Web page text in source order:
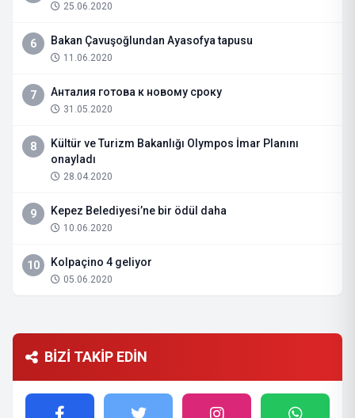
25.06.2020
6 Bakan Çavuşoğlundan Ayasofya tapusu
11.06.2020
7 Анталия готова к новому сроку
31.05.2020
8
Kültür ve Turizm Bakanlığı Olympos İmar Planını
onayladı
28.04.2020
9 Kepez Belediyesi’ne bir ödül daha
10.06.2020
10 Kolpaçino 4 geliyor
05.06.2020
BİZİ TAKİP EDİN